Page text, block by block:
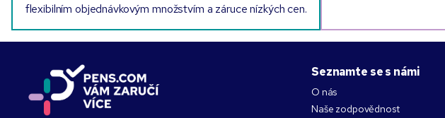
flexibilním objednávkovým množstvím a záruce nízkých cen.
Seznamte se s námi
O nás
Naše zodpovědnost